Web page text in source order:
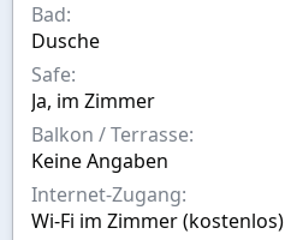
Bad
Dusche
Safe
Ja, im Zimmer
Balkon / Terrasse
Keine Angaben
Internet-Zugang
Wi-Fi im Zimmer (kostenlos)